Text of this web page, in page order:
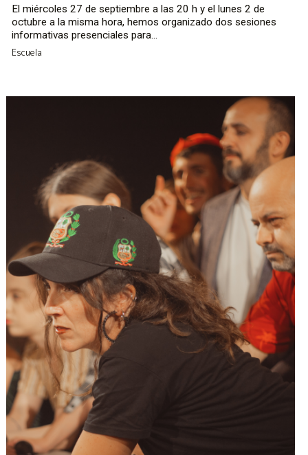
El miércoles 27 de septiembre a las 20 h y el lunes 2 de
octubre a la misma hora, hemos organizado dos sesiones
informativas presenciales para...
Escuela